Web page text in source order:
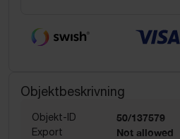
Objektbeskrivning
Objekt-ID 50/137579
Export Not allowed